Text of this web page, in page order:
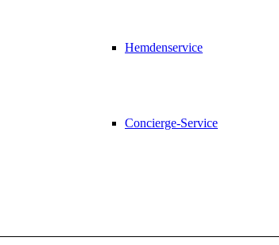
Hemdenservice
Concierge-Service